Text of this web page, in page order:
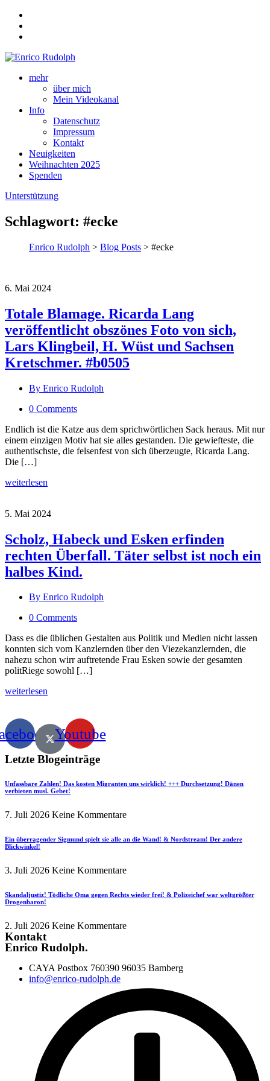
mehr
über mich
Mein Videokanal
Info
Datenschutz
Impressum
Kontakt
Neuigkeiten
Weihnachten 2025
Spenden
Unterstützung
Schlagwort: #ecke
Enrico Rudolph > Blog Posts > #ecke
6. Mai 2024
Totale Blamage. Ricarda Lang
veröffentlicht obszönes Foto von sich,
Lars Klingbeil, H. Wüst und Sachsen
Kretschmer. #b0505
By Enrico Rudolph
0 Comments
Endlich ist die Katze aus dem sprichwörtlichen Sack heraus. Mit nur
einem einzigen Motiv hat sie alles gestanden. Die gewiefteste, die
authentischste, die felsenfest von sich überzeugte, Ricarda Lang.
Die […]
weiterlesen
5. Mai 2024
Scholz, Habeck und Esken erfinden
rechten Überfall. Täter selbst ist noch ein
halbes Kind.
By Enrico Rudolph
0 Comments
Dass es die üblichen Gestalten aus Politik und Medien nicht lassen
konnten sich vom Kanzlernden über den Viezekanzlernden, die
nahezu schon wirr auftretende Frau Esken sowie der gesamten
politRiege sowohl […]
weiterlesen
Youtube
Letzte Blogeinträge
Unfassbare Zahlen! Das kosten Migranten uns wirklich! +++ Durchsetzung! Dänen
verbieten musl. Gebet!
7. Juli 2026 Keine Kommentare
Ein überragender Sigmund spielt sie alle an die Wand! & Nordstream! Der andere
Blickwinkel!
3. Juli 2026 Keine Kommentare
Skandaljustiz! Tödliche Oma gegen Rechts wieder frei! & Polizeichef war weltgrößter
Drogenbaron!
2. Juli 2026 Keine Kommentare
Kontakt
Enrico Rudolph.
CAYA Postbox 760390 96035 Bamberg
info@enrico-rudolph.de